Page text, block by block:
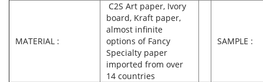
MATERIAL :
C2S Art paper, Ivory
board, Kraft paper,
almost infinite
options of Fancy
Specialty paper
imported from over
14 countries
SAMPLE :